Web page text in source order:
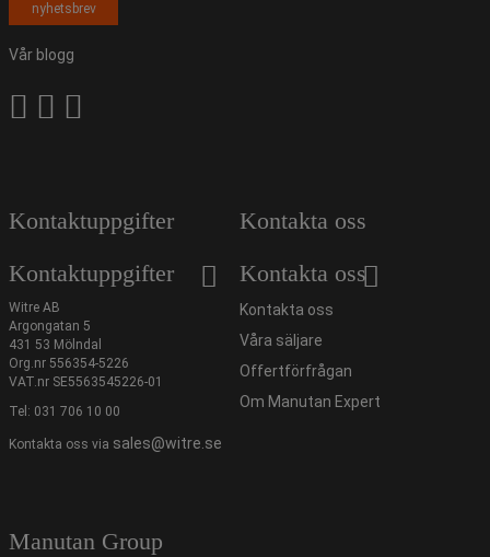
nyhetsbrev
Vår blogg
Kontaktuppgifter
Kontaktuppgifter
Witre AB
Argongatan 5
431 53 Mölndal
Org.nr 556354-5226
VAT.nr SE5563545226-01
Tel: 031 706 10 00
Kontakta oss via sales@witre.se
Kontakta oss
Kontakta oss
Kontakta oss
Våra säljare
Offertförfrågan
Om Manutan Expert
Manutan Group